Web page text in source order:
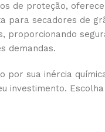
de proteção,
para secadores de
proporcionando
demandas.
por sua inércia
investimento.